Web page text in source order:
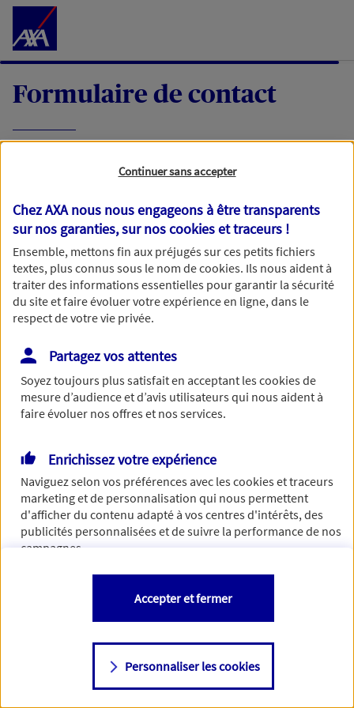
Accéder au Contenu
Formulaire de contact
demande, nous vous répondrons dans les
meilleurs délais par mail ou par téléphone.
Votre message :
Vous disposez de droits sur les informations vous concernant. Pour
plus d’informations,cliquez ici.
Continuer sans accepter
Chez AXA nous nous engageons à être transparents
sur nos garanties, sur noscookies et traceurs !
Ensemble, mettons fin aux préjugés sur ces petits fichiers
textes, plus connus sous le nom decookies. Ils nous aident à
traiter des informations essentielles pour garantir la sécurité
du site et faire évoluer votre expérience en ligne, dans le
respect de votre vie privée.
Partagez vos attentes
Soyez toujours plus satisfait en acceptant lescookiesde
mesure d’audience et d’avis utilisateurs qui nous aident à
faire évoluer nos offres et nos services.
Enrichissez votre expérience
Naviguez selon vos préférences avec lescookies et traceurs
marketing et de personnalisation qui nous permettent
d'afficher du contenu adapté à vos centres d'intérêts, des
publicités personnalisées et de suivre la performance de nos
campagnes.
Vous êtes libre de les accepter, de les refuser comme de
changer d'avis à tout moment en allant sur
Consulter notre politique decookies
Personnaliser les cookies
Accepter et fermer